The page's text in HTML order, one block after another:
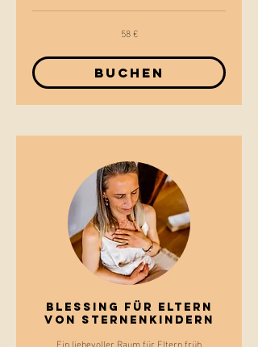
58 €
Buchen
Blessing für Eltern
von Sternenkindern
Ein liebevoller Raum für Eltern früh